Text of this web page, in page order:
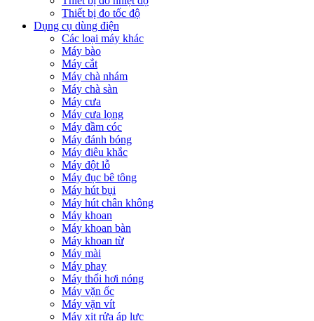
Thiết bị đo tốc độ
Dụng cụ dùng điện
Các loại máy khác
Máy bào
Máy cắt
Máy chà nhám
Máy chà sàn
Máy cưa
Máy cưa lọng
Máy đầm cóc
Máy đánh bóng
Máy điêu khắc
Máy đột lỗ
Máy đục bê tông
Máy hút bụi
Máy hút chân không
Máy khoan
Máy khoan bàn
Máy khoan từ
Máy mài
Máy phay
Máy thổi hơi nóng
Máy vặn ốc
Máy vặn vít
Máy xịt rửa áp lực